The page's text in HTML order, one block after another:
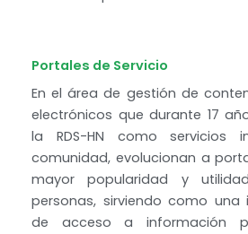
Portales de Servicio
En el área de gestión de
electrónicos que durante 17
la RDS-HN como servicios
comunidad, evolucionan a
mayor popularidad y
personas, sirviendo como
de acceso a información